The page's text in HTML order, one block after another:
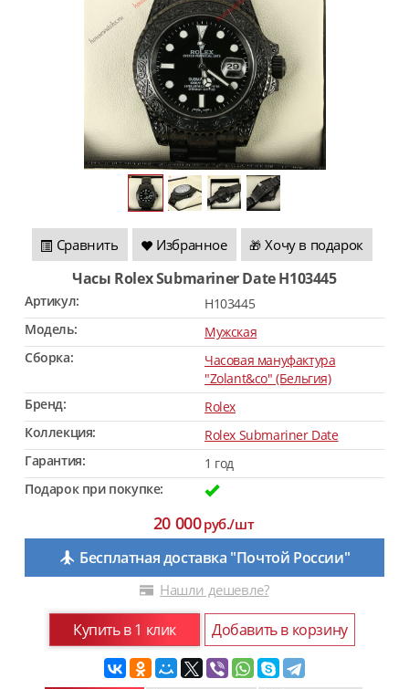
Сравнить Избранное 🎁 Хочу в подарок
Часы Rolex Submariner Date H103445
Артикул:
H103445
Модель:
Мужская
Сборка:
Часовая мануфактура
"Zolant&co" (Бельгия)
Бренд:
Rolex
Коллекция:
Rolex Submariner Date
Гарантия:
1 год
Подарок при покупке:
20 000руб./шт
Бесплатная доставка "Почтой России"
Нашли дешевле?
Купить в 1 клик Добавить в корзину